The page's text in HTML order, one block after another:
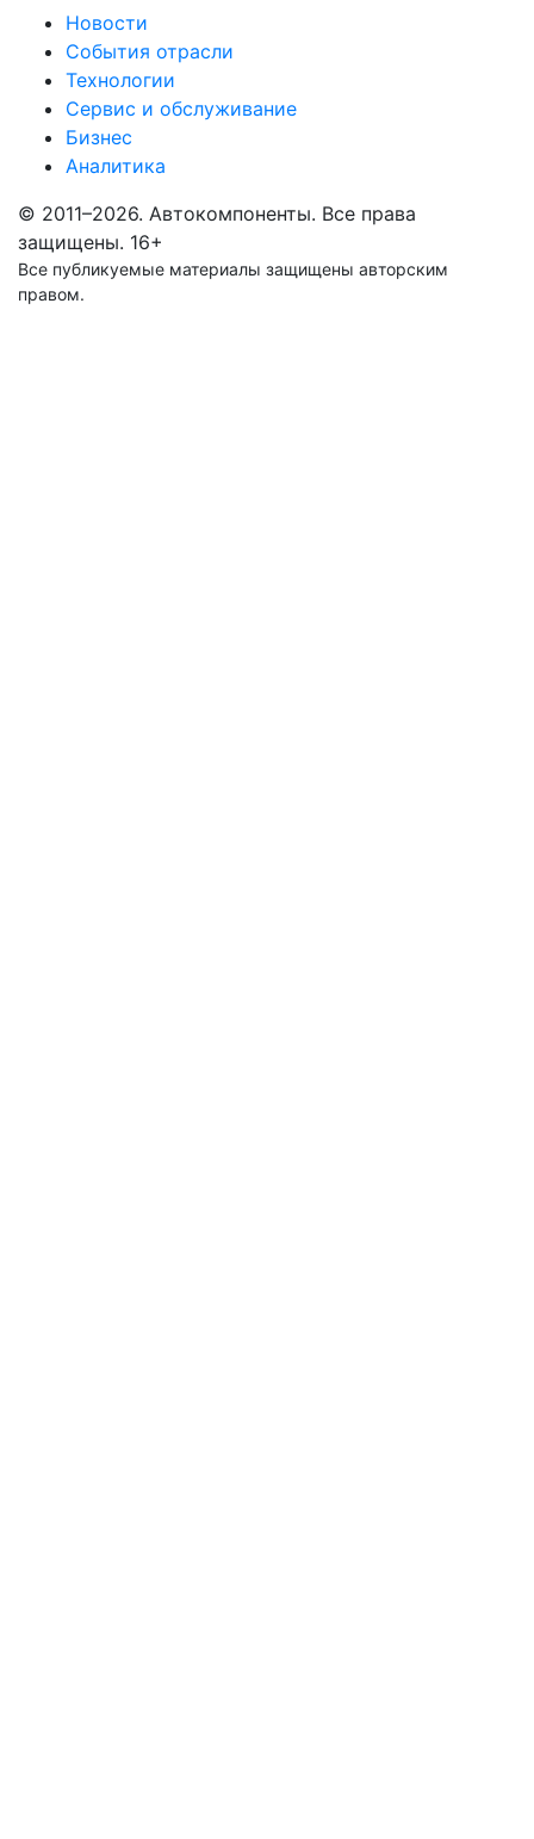
Новости
События отрасли
Технологии
Сервис и обслуживание
Бизнес
Аналитика
© 2011–2026. Автокомпоненты. Все права
защищены. 16+
Все публикуемые материалы защищены авторским
правом.